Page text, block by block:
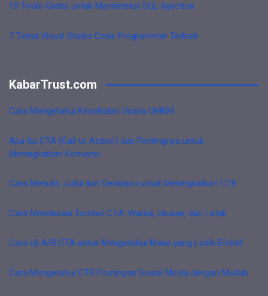
10 Tools Gratis untuk Mendeteksi SQL Injection
7 Tema Visual Studio Code Programmer Terbaik
KabarTrust.com
Cara Mengetahui Kesehatan Usaha UMKM
Apa Itu CTA (Call to Action) dan Pentingnya untuk
Meningkatkan Konversi
Cara Menulis Judul dan Deskripsi untuk Meningkatkan CTR
Cara Mendesain Tombol CTA: Warna, Ukuran, dan Letak
Cara Uji A/B CTA untuk Mengetahui Mana yang Lebih Efektif
Cara Mengetahui CTR Postingan Sosial Media dengan Mudah